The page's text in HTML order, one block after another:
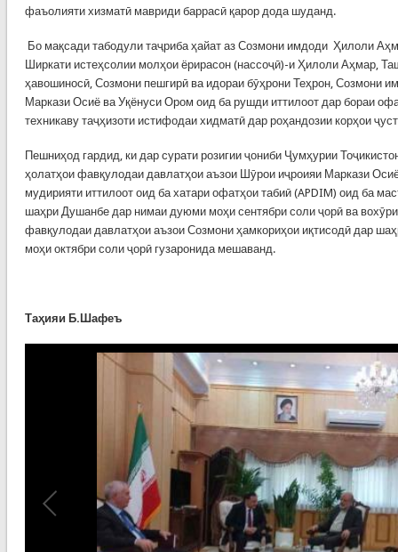
фаъолияти хизматӣ мавриди баррасӣ қарор дода шуданд.
Бо мақсади табодули таҷриба ҳайат аз Созмони имдоди Ҳилоли
Ширкати истеҳсолии молҳои ёрирасон (нассоҷӣ)-и Ҳилоли Аҳмар,
ҳавошиносӣ, Созмони пешгирӣ ва идораи бӯҳрони Теҳрон, Созмони
Маркази Осиё ва Уқёнуси Ором оид ба рушди иттилоот дар бораи
техникаву таҷҳизоти истифодаи хидматӣ дар роҳандозии корҳои
Пешниҳод гардид, ки дар сурати розигии ҷониби Ҷумҳурии
ҳолатҳои фавқулодаи давлатҳои аъзои Шӯрои иҷроияи Маркази
мудирияти иттилоот оид ба хатари офатҳои табиӣ (APDIM) оид ба
шаҳри Душанбе дар нимаи дуюми моҳи сентябри соли ҷорӣ ва
фавқулодаи давлатҳои аъзои Созмони ҳамкориҳои иқтисодӣ дар
моҳи октябри соли ҷорӣ гузаронида мешаванд.
Таҳияи Б.Шафеъ